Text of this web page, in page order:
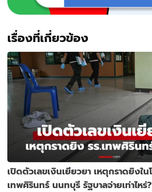
เรื่องที่เกี่ยวข้อง
เปิดตัวเลขเงินเยียวยา เหตุกราดยิงใน
เทพศิรินทร์ นนทบุรี รัฐบาลจ่ายเท่าไหร่?